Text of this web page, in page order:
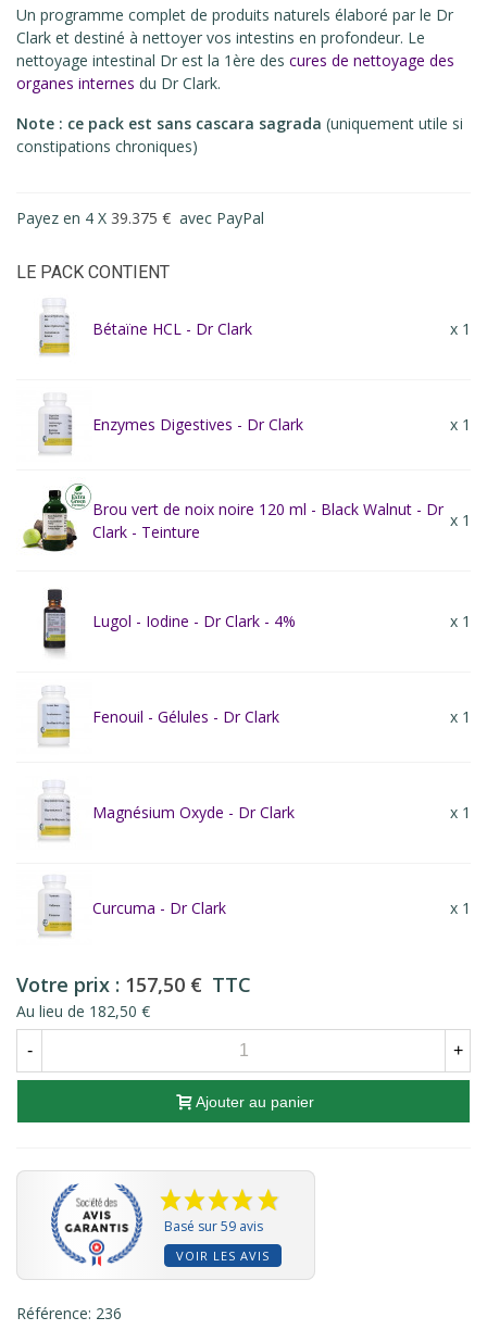
Un programme complet de produits naturels élaboré par le Dr
Clark et destiné à nettoyer vos intestins en profondeur. Le
nettoyage intestinal Dr est la 1ère des cures de nettoyage des
organes internes du Dr Clark.
Note : ce pack est sans cascara sagrada (uniquement utile si
constipations chroniques)
Payez en 4 X 39.375 € avec PayPal
LE PACK CONTIENT
Bétaïne HCL - Dr Clark x 1
Enzymes Digestives - Dr Clark x 1
Brou vert de noix noire 120 ml - Black Walnut - Dr
Clark - Teinture
x 1
Lugol - Iodine - Dr Clark - 4% x 1
Fenouil - Gélules - Dr Clark x 1
Magnésium Oxyde - Dr Clark x 1
Curcuma - Dr Clark x 1
Votre prix : 157,50 € TTC
Au lieu de 182,50 €
- +
Ajouter au panier
Basé sur 59 avis
VOIR LES AVIS
Référence: 236